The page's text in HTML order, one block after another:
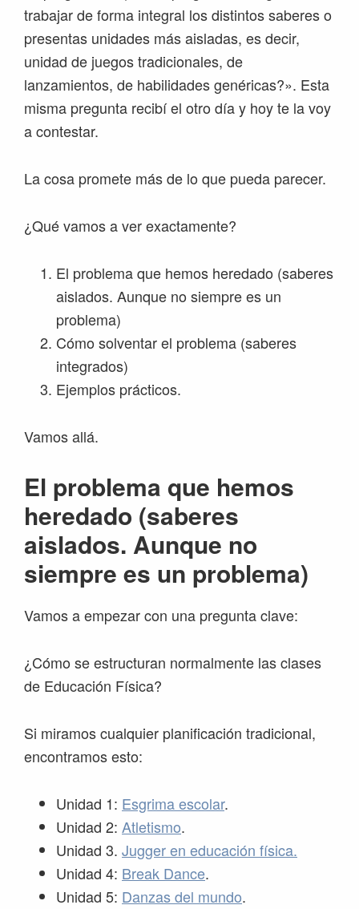
trabajar de forma integral los distintos saberes o
presentas unidades más aisladas, es decir,
unidad de juegos tradicionales, de
lanzamientos, de habilidades genéricas?». Esta
misma pregunta recibí el otro día y hoy te la voy
a contestar.
La cosa promete más de lo que pueda parecer.
¿Qué vamos a ver exactamente?
El problema que hemos heredado (saberes
aislados. Aunque no siempre es un
problema)
Cómo solventar el problema (saberes
integrados)
Ejemplos prácticos.
Vamos allá.
El problema que hemos
heredado (saberes
aislados. Aunque no
siempre es un problema)
Vamos a empezar con una pregunta clave:
¿Cómo se estructuran normalmente las clases
de Educación Física?
Si miramos cualquier planificación tradicional,
encontramos esto:
Unidad 1: Esgrima escolar.
Unidad 2: Atletismo.
Unidad 3. Jugger en educación física.
Unidad 4: Break Dance.
Unidad 5: Danzas del mundo.